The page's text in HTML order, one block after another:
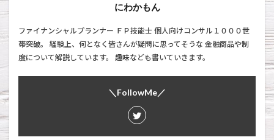
にわかもん
ファイナンシャルプランナー ＦＰ技能士 個人向けコンサル１０００世
帯突破。 経験上、何となく皆さんが疑問に思ってそうな 金融商品や制
度について解説しています。 趣味なども書いていきます。
＼FollowMe／